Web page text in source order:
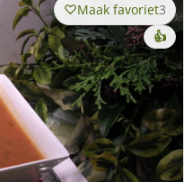
Maak favoriet3
👍